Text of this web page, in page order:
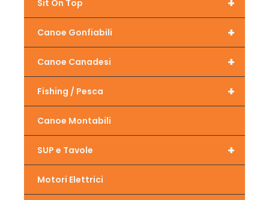
Sit On Top
+
Canoe Gonfiabili
+
Canoe Canadesi
+
Fishing / Pesca
Canoe Montabili
+
SUP e Tavole
Motori Elettrici